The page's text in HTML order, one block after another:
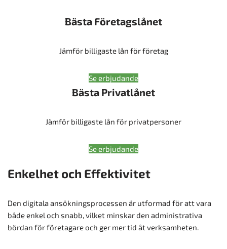
Bästa Företagslånet
Jämför billigaste lån för företag
Se erbjudande
Bästa Privatlånet
Jämför billigaste lån för privatpersoner
Se erbjudande
Enkelhet och Effektivitet
Den digitala ansökningsprocessen är utformad för att vara
både enkel och snabb, vilket minskar den administrativa
bördan för företagare och ger mer tid åt verksamheten.